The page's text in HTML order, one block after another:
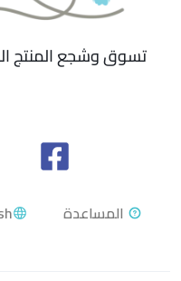
تسوق وشجع المنتج